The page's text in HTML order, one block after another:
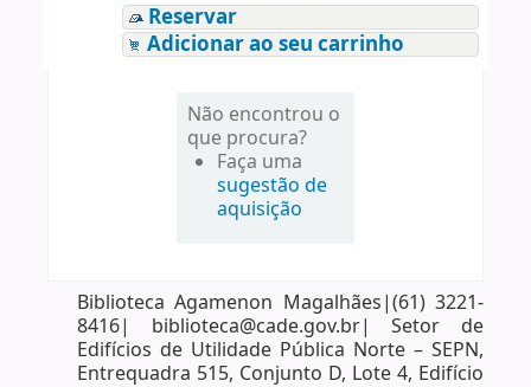
Reservar
Adicionar ao seu carrinho
Não encontrou o
que procura?
Faça uma
sugestão de
aquisição
Biblioteca Agamenon Magalhães|(61) 3221-
8416| biblioteca@cade.gov.br| Setor de
Edifícios de Utilidade Pública Norte – SEPN,
Entrequadra 515, Conjunto D, Lote 4, Edifício